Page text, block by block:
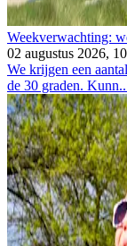
Weekverwachting:
02 augustus 2026,
We krijgen een
de 30 graden.